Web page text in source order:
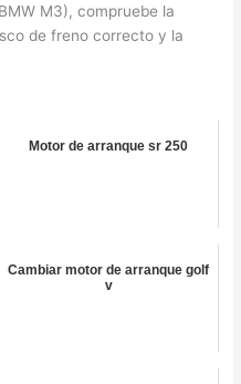
M3), compruebe la
de freno correcto y la
Motor de arranque sr 250
Cambiar motor de arranque golf
v